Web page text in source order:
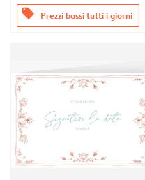
offers Prezzi bassi tutti i giorni